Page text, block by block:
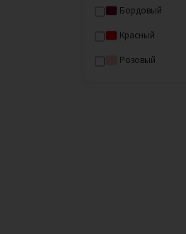
Бордовый
Красный
Розовый